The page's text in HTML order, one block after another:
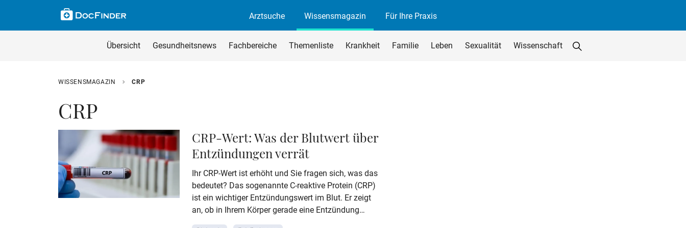
Arztsuche
Wissensmagazin Für Ihre Praxis
Übersicht Gesundheitsnews Fachbereiche Themenliste Krankheit Familie Leben Sexualität Wissenschaft
Suche im Wissensmagazin
Wissensmagazin durchsuchen
WISSENSMAGAZIN CRP
CRP
CRP-Wert: Was der Blutwert über
Entzündungen verrät
Ihr CRP-Wert ist erhöht und Sie fragen sich, was das
bedeutet? Das sogenannte C-reaktive Protein (CRP)
ist ein wichtiger Entzündungswert im Blut. Er zeigt
an, ob in Ihrem Körper gerade eine Entzündung
abläuft, zum Beispiel durch eine Infektion,